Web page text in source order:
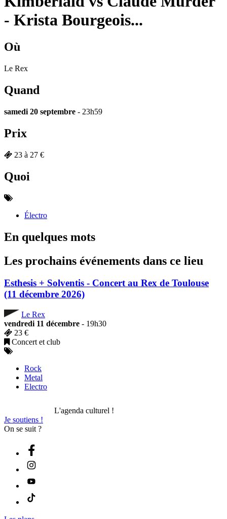
- Krista Bourgeois...
Où
Le Rex
Quand
samedi 20 septembre - 23h59
Prix
23 à 27 €
Quoi
Électro
En quelques mots
Les prochains événements dans ce lieu
Esthesis + Solventis - Concert au Rex de Toulouse
(11 décembre 2026)
Le Rex
vendredi 11 décembre - 19h30
23 €
Concert et club
Rock
Metal
Electro
L'agenda culturel !
Je soutiens !
On se suit ?